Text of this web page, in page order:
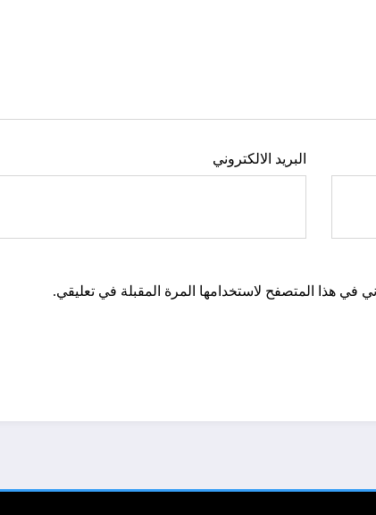
البريد الالكتروني
في هذا المتصفح لاستخدامها المرة المقبلة في تعليقي.